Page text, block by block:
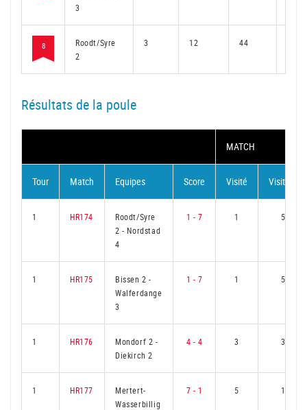
3
8
Roodt/Syre
2
3 12 44
Résultats de la poule
MATCH
Tour Match Equipes Score Visité Visiteur
1 HR174
Roodt/Syre
2- Nordstad
4
1 - 7 1 5
1 HR175 Bissen 2-
Walferdange
3
1 - 7 1 5
1 HR176 Mondorf 2 -
Diekirch 2
4 - 4 3 3
1 HR177
Mertert-
Wasserbillig
7 - 1 5 1